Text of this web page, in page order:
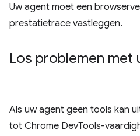
Uw agent moet een
prestatietrace vastleggen.
Los problemen met
Als uw agent geen tools kan
tot Chrome DevTools-